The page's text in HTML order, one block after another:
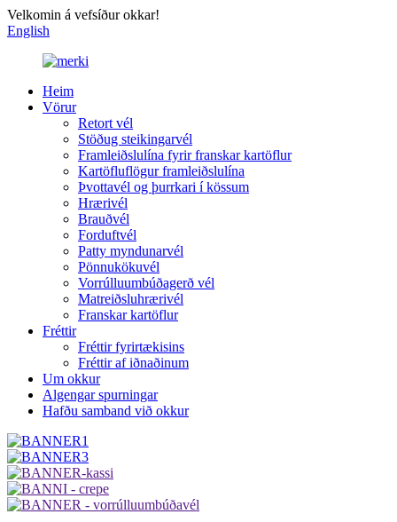
Velkomin á vefsíður okkar!
English
Heim
Vörur
Retort vél
Stöðug steikingarvél
Framleiðslulína fyrir franskar kartöflur
Kartöfluflögur framleiðslulína
Þvottavél og þurrkari í kössum
Hrærivél
Brauðvél
Forduftvél
Patty myndunarvél
Pönnukökuvél
Vorrúlluumbúðagerð vél
Matreiðsluhrærivél
Franskar kartöflur
Fréttir
Fréttir fyrirtækisins
Fréttir af iðnaðinum
Um okkur
Algengar spurningar
Hafðu samband við okkur